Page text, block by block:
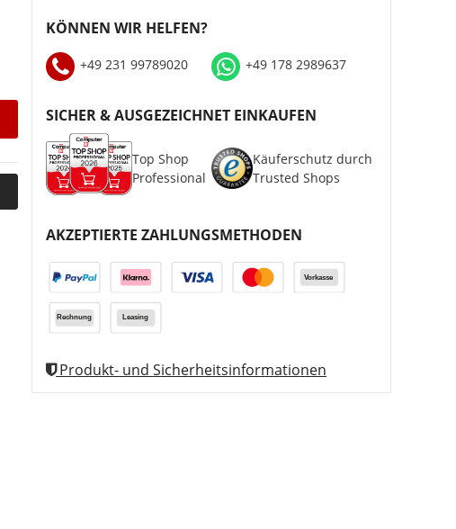
KÖNNEN WIR HELFEN?
+49 231 99789020 +49 178 2989637
SICHER & AUSGEZEICHNET EINKAUFEN
Top Shop
Professional
Käuferschutz durch
Trusted Shops
AKZEPTIERTE ZAHLUNGSMETHODEN
Produkt- und Sicherheitsinformationen